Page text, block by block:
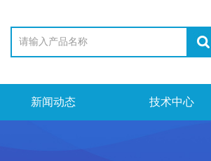
新闻动态 技术中心